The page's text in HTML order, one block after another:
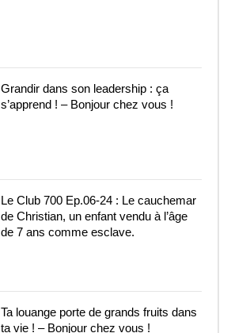
Grandir dans son leadership : ça
s’apprend ! – Bonjour chez vous !
Le Club 700 Ep.06-24 : Le cauchemar
de Christian, un enfant vendu à l’âge
de 7 ans comme esclave.
Ta louange porte de grands fruits dans
ta vie ! – Bonjour chez vous !